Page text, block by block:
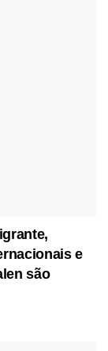
e
são